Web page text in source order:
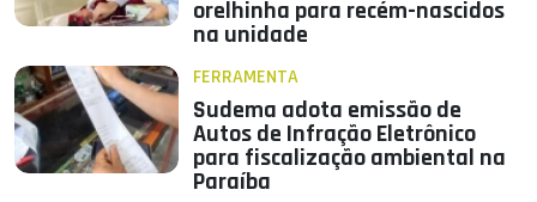
orelhinha para recém-nascidos
na unidade
FERRAMENTA
Sudema adota emissão de
Autos de Infração Eletrônico
para fiscalização ambiental na
Paraíba